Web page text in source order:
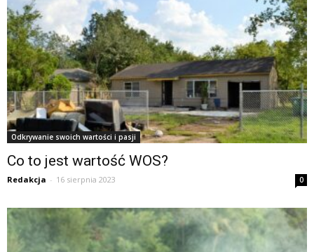
Odkrywanie swoich wartości i pasji
Co to jest wartość WOS?
Redakcja - 16 sierpnia 2023 0